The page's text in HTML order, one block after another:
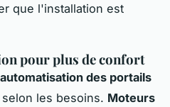
que l'installation est
pour plus de confort
automatisation des portails
les besoins. Moteurs